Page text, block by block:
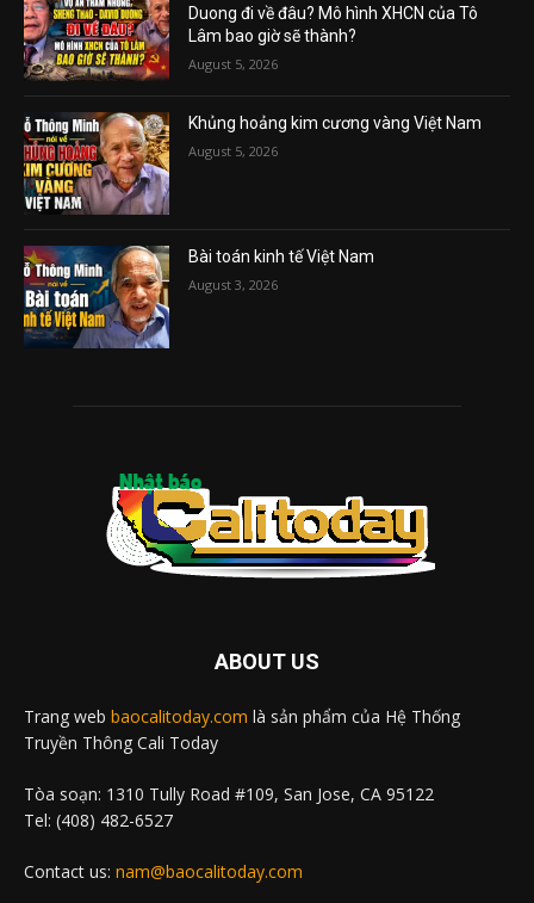
Duong đi về đâu? Mô hình XHCN của Tô
Lâm bao giờ sẽ thành?
August 5, 2026
Khủng hoảng kim cương vàng Việt Nam
August 5, 2026
Bài toán kinh tế Việt Nam
August 3, 2026
ABOUT US
Trang web baocalitoday.com là sản phẩm của Hệ Thống
Truyền Thông Cali Today
Tòa soạn: 1310 Tully Road #109, San Jose, CA 95122
Tel: (408) 482-6527
Contact us: nam@baocalitoday.com